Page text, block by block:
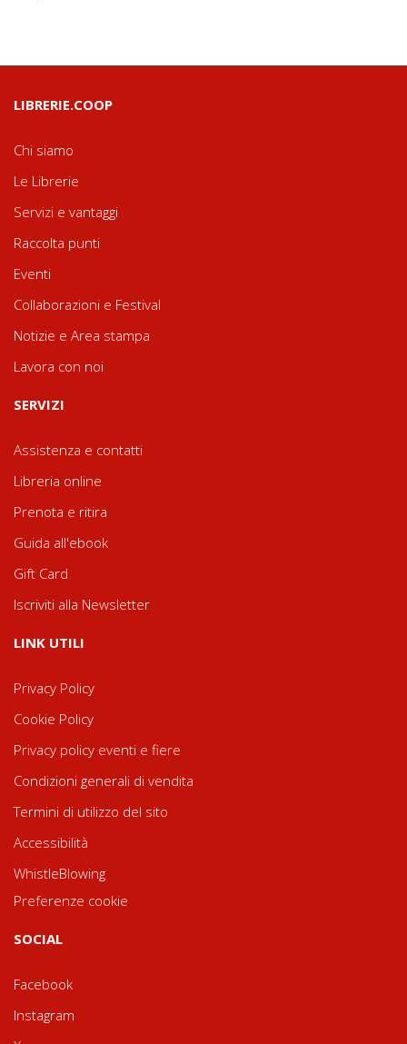
LIBRERIE.COOP
Chi siamo
Le Librerie
Servizi e vantaggi
Raccolta punti
Eventi
Collaborazioni e Festival
Notizie e Area stampa
Lavora con noi
SERVIZI
Assistenza e contatti
Libreria online
Prenota e ritira
Guida all'ebook
Gift Card
Iscriviti alla Newsletter
LINK UTILI
Privacy Policy
Cookie Policy
Privacy policy eventi e fiere
Condizioni generali di vendita
Termini di utilizzo del sito
Accessibilità
WhistleBlowing
Preferenze cookie
SOCIAL
Facebook
Instagram